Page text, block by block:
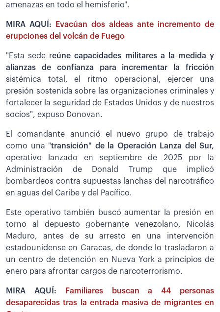
amenazas en todo el hemisferio".
MIRA AQUÍ:
Evacúan dos aldeas ante incremento de
erupciones del volcán de Fuego
"Esta sede reúne capacidades militares a la medida y
alianzas de confianza para incrementar la fricción
sistémica total, el ritmo operacional, ejercer una
presión sostenida sobre las organizaciones criminales y
fortalecer la seguridad de Estados Unidos y de nuestros
socios", expuso Donovan.
El comandante anunció el nuevo grupo de trabajo
como una "transición" de la Operación Lanza del Sur,
operativo lanzado en septiembre de 2025 por la
Administración de Donald Trump que implicó
bombardeos contra supuestas lanchas del narcotráfico
en aguas del Caribe y del Pacífico.
Este operativo también buscó aumentar la presión en
torno al depuesto gobernante venezolano, Nicolás
Maduro, antes de su arresto en una intervención
estadounidense en Caracas, de donde lo trasladaron a
un centro de detención en Nueva York a principios de
enero para afrontar cargos de narcoterrorismo.
MIRA AQUÍ:
Familiares buscan a 44 personas
desaparecidas tras la entrada masiva de migrantes en